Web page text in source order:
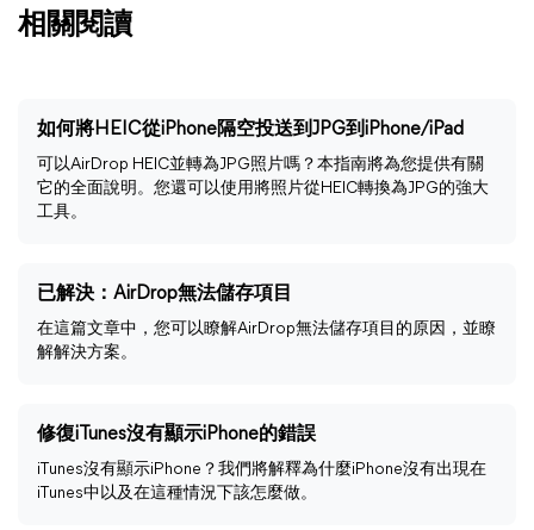
相關閱讀
如何將HEIC從iPhone隔空投送到JPG到iPhone/iPad
可以AirDrop HEIC並轉為JPG照片嗎？本指南將為您提供有關
它的全面說明。您還可以使用將照片從HEIC轉換為JPG的強大
工具。
已解決：AirDrop無法儲存項目
在這篇文章中，您可以瞭解AirDrop無法儲存項目的原因，並瞭
解解決方案。
修復iTunes沒有顯示iPhone的錯誤
iTunes沒有顯示iPhone？我們將解釋為什麼iPhone沒有出現在
iTunes中以及在這種情況下該怎麼做。